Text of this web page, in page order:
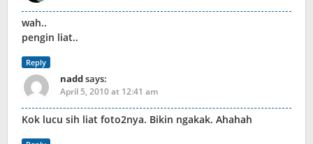
wah..
pengin liat..
Reply
naddsays:
April 5, 2010 at 12:41 am
Kok lucu sih liat foto2nya. Bikin ngakak. Ahahah